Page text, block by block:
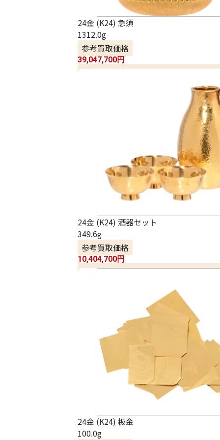
24金 (K24) 急須
1312.0g
参考買取価格
39,047,700円
24金 (K24) 酒器セット
349.6g
参考買取価格
10,404,700円
24金 (K24) 板金
100.0g